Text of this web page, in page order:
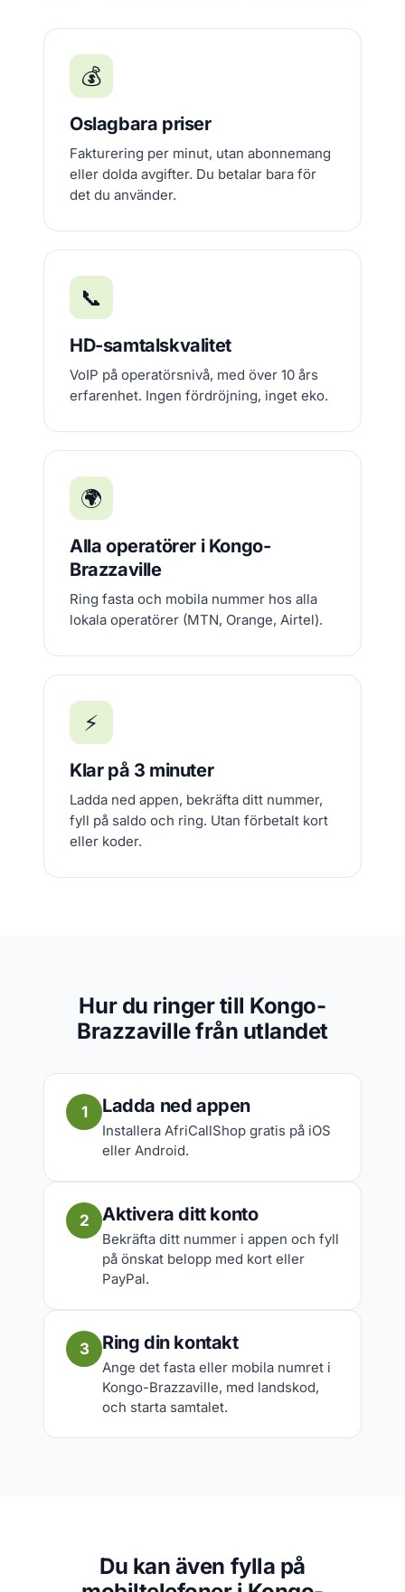
💰
Oslagbara priser
Fakturering per minut, utan abonnemang
eller dolda avgifter. Du betalar bara för
det du använder.
📞
HD-samtalskvalitet
VoIP på operatörsnivå, med över 10 års
erfarenhet. Ingen fördröjning, inget eko.
🌍
Alla operatörer i Kongo-
Brazzaville
Ring fasta och mobila nummer hos alla
lokala operatörer (MTN, Orange, Airtel).
⚡
Klar på 3 minuter
Ladda ned appen, bekräfta ditt nummer,
fyll på saldo och ring. Utan förbetalt kort
eller koder.
Hur du ringer till Kongo-
Brazzaville från utlandet
1 Ladda ned appen
Installera AfriCallShop gratis på iOS
eller Android.
2 Aktivera ditt konto
Bekräfta ditt nummer i appen och fyll
på önskat belopp med kort eller
PayPal.
3 Ring din kontakt
Ange det fasta eller mobila numret i
Kongo-Brazzaville, med landskod,
och starta samtalet.
Du kan även fylla på